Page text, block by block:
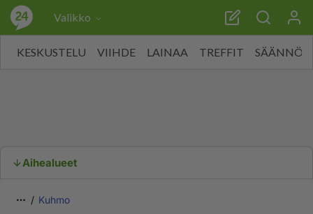
Valikko
KESKUSTELU VIIHDE LAINAA TREFFIT SÄÄNNÖT
Aihealueet
Kuhmo